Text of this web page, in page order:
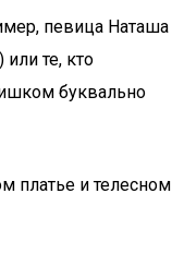
певица Наташа
те, кто
буквально
платье и телесном